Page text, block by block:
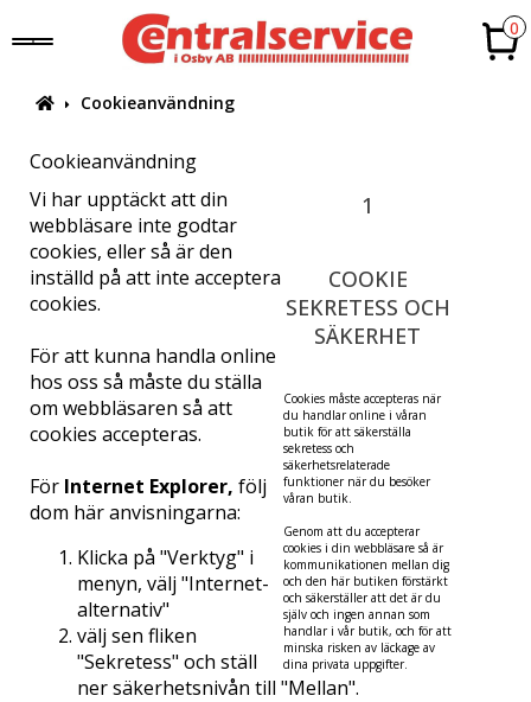
0
Cookieanvändning
Cookieanvändning
1
COOKIE
SEKRETESS OCH
SÄKERHET
Cookies måste accepteras när
du handlar online i våran
butik för att säkerställa
sekretess och
säkerhetsrelaterade
funktioner när du besöker
våran butik.
Genom att du accepterar
cookies i din webbläsare så är
kommunikationen mellan dig
och den här butiken förstärkt
och säkerställer att det är du
själv och ingen annan som
handlar i vår butik, och för att
minska risken av läckage av
dina privata uppgifter.
Vi har upptäckt att din
webbläsare inte godtar
cookies, eller så är den
inställd på att inte acceptera
cookies.
För att kunna handla online
hos oss så måste du ställa
om webbläsaren så att
cookies accepteras.
För Internet Explorer, följ
dom här anvisningarna:
Klicka på "Verktyg" i
menyn, välj "Internet-
alternativ"
välj sen fliken
"Sekretess" och ställ
ner säkerhetsnivån till "Mellan".